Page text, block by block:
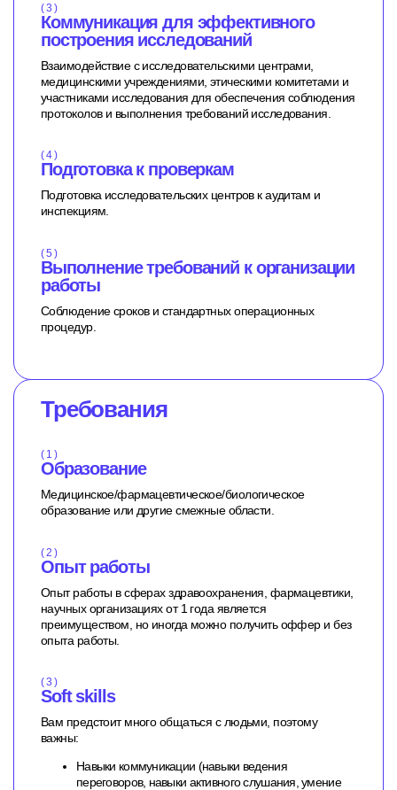
( 3 )
Коммуникация для эффективного
построения исследований
Взаимодействие с исследовательскими центрами,
медицинскими учреждениями, этическими комитетами и
участниками исследования для обеспечения соблюдения
протоколов и выполнения требований исследования.
( 4 )
Подготовка к проверкам
Подготовка исследовательских центров к аудитам и
инспекциям.
( 5 )
Выполнение требований к организации
работы
Соблюдение сроков и стандартных операционных
процедур.
Требования
( 1 )
Образование
Медицинское/фармацевтическое/биологическое
образованиеили другие смежные области.
( 2 )
Опыт работы
Опыт работы в сферах здравоохранения, фармацевтики,
научных организациях от 1 года является
преимуществом, но иногда можно получить оффер и без
опыта работы.
( 3 )
Soft skills
Вам предстоит много общаться с людьми, поэтому
важны:
Навыки коммуникации (навыки ведения
переговоров, навыки активного слушания, умение